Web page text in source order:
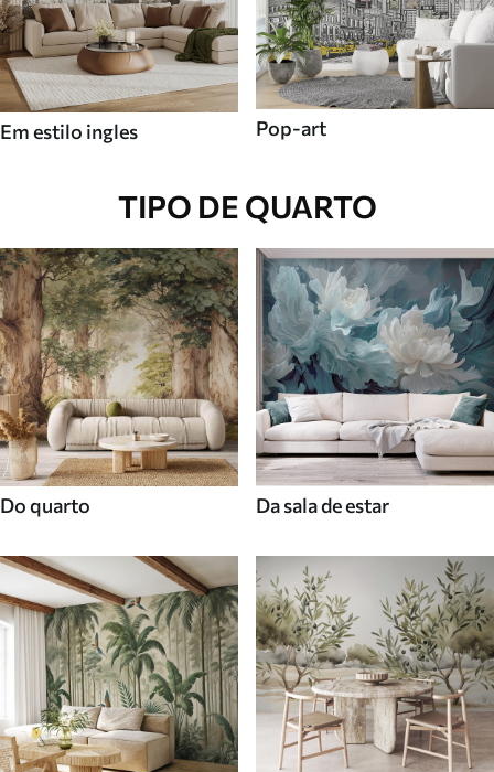
Em estilo ingles Pop-art
TIPO DE QUARTO
Do quarto Da sala de estar